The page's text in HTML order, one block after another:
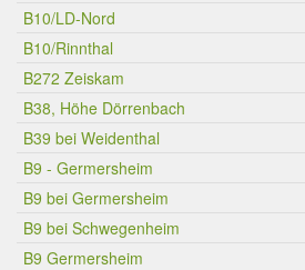
B10/LD-Nord
B10/Rinnthal
B272 Zeiskam
B38, Höhe Dörrenbach
B39 bei Weidenthal
B9 - Germersheim
B9 bei Germersheim
B9 bei Schwegenheim
B9 Germersheim